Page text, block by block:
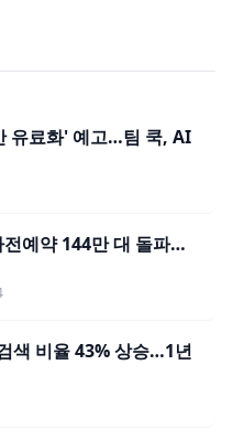
유료화' 예고…팀 쿡, AI
전예약 144만 대 돌파…
색 비율 43% 상승…1년